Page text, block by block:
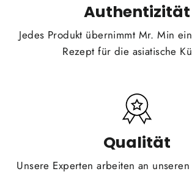
Authentizität
Jedes Produkt übernimmt Mr. Min
Rezept für die asiatische
Qualität
Unsere Experten arbeiten an